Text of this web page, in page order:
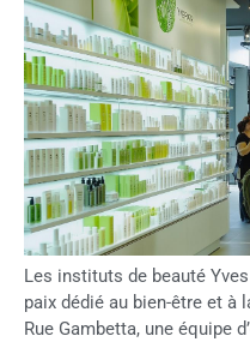
Les instituts de beauté
paix dédié au bien-être et à
Rue Gambetta, une équipe